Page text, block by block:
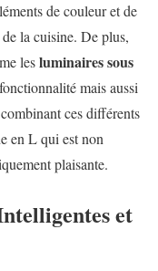
de couleur et de
la cuisine. De plus,
lesluminaires sous
mais aussi
ces différents
en L qui est non
plaisante.
et